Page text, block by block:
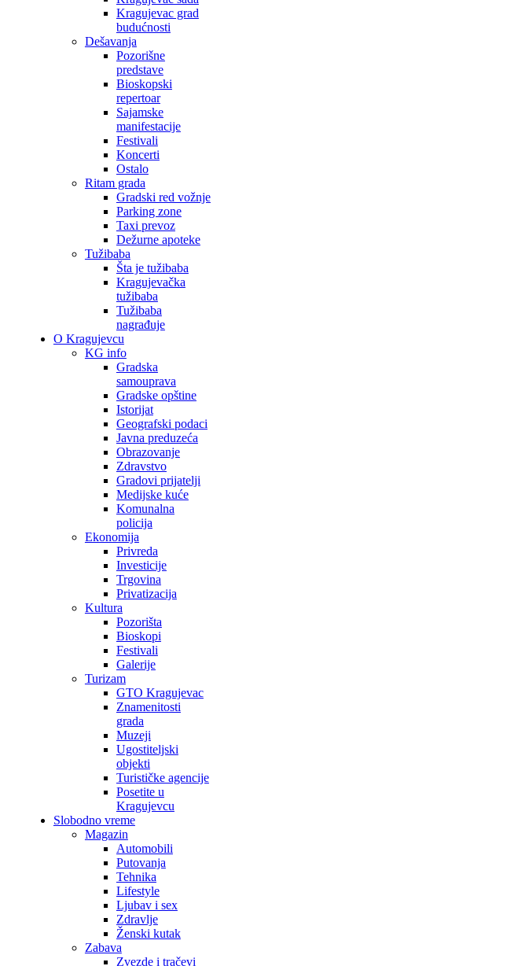
Kragujevac grad
budućnosti
Dešavanja
Pozorišne
predstave
Bioskopski
repertoar
Sajamske
manifestacije
Festivali
Koncerti
Ostalo
Ritam grada
Gradski red vožnje
Parking zone
Taxi prevoz
Dežurne apoteke
Tužibaba
Šta je tužibaba
Kragujevačka
tužibaba
Tužibaba
nagrađuje
O Kragujevcu
KG info
Gradska
samouprava
Gradske opštine
Istorijat
Geografski podaci
Javna preduzeća
Obrazovanje
Zdravstvo
Gradovi prijatelji
Medijske kuće
Komunalna
policija
Ekonomija
Privreda
Investicije
Trgovina
Privatizacija
Kultura
Pozorišta
Bioskopi
Festivali
Galerije
Turizam
GTO Kragujevac
Znamenitosti
grada
Muzeji
Ugostiteljski
objekti
Turističke agencije
Posetite u
Kragujevcu
Slobodno vreme
Magazin
Automobili
Putovanja
Tehnika
Lifestyle
Ljubav i sex
Zdravlje
Ženski kutak
Zabava
Zvezde i tračevi